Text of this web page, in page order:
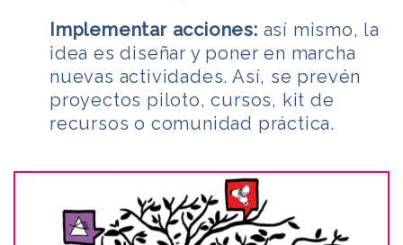
Implementar acciones: así mismo, la
idea es diseñar y poner en marcha
nuevas actividades. Así, se prevén
proyectos piloto, cursos, kit de
recursos o comunidad práctica.